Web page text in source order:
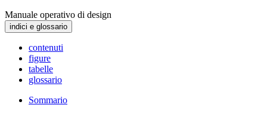
Manuale operativo di design
indici e glossario
contenuti
figure
tabelle
glossario
Sommario